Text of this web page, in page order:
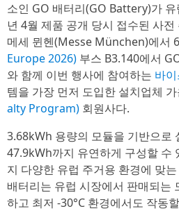
소인 GO 배터리(GO Battery)가
년 4월 제품 공개 당시 접수된 사
메세 뮌헨(Messe München)에서
Europe 2026) 부스 B3.140에서
와 함께 이번 행사에 참여하는 바
템을 가장 먼저 도입한 설치업체
alty Program) 회원사다.
3.68kWh 용량의 모듈을 기반으로
47.9kWh까지 유연하게 구성할 수
지 다양한 유럽 주거용 환경에 맞
배터리는 유럽 시장에서 판매되는
하고 최저 -30°C 환경에서도 작동